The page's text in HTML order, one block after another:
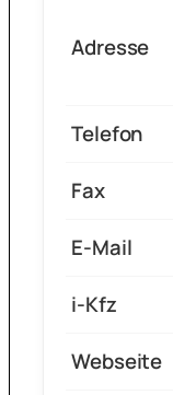
Adresse
Telefon
Fax
E-Mail
i-Kfz
Webseite